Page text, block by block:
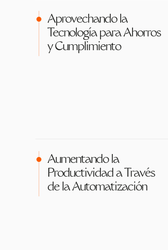
Aprovechando la
Tecnología para Ahorros
y Cumplimiento
Aumentando la
Productividad a Través
de la Automatización